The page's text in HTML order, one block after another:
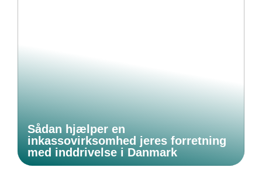
Sådan hjælper en
inkassovirksomhed jeres forretning
med inddrivelse i Danmark